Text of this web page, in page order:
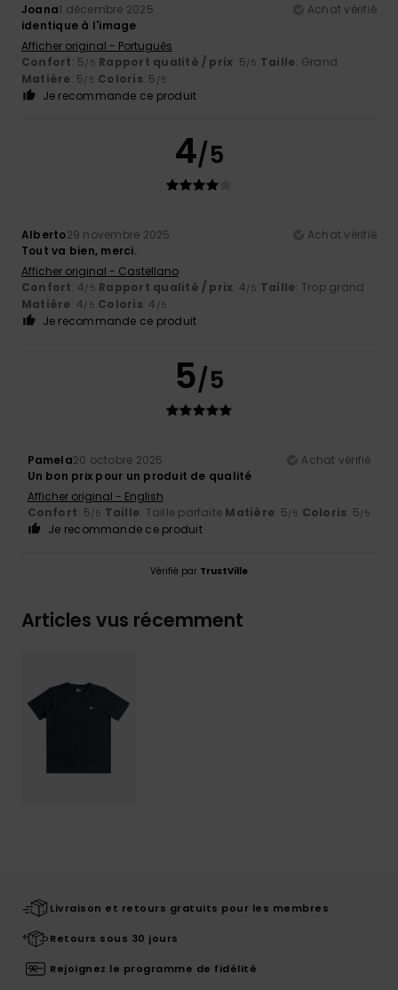
Joana1 décembre 2025
Achat vérifié
identique à l'image
Afficher original - Português
Confort: 5/5 Rapport qualité / prix: 5/5 Taille: Grand
Matière: 5/5 Coloris: 5 /5
Je recommande ce produit
4/5
Alberto29 novembre 2025
Achat vérifié
Tout va bien, merci.
Afficher original - Castellano
Confort: 4/5 Rapport qualité / prix: 4/5 Taille: Trop grand
Matière: 4/5 Coloris: 4 /5
Je recommande ce produit
5/5
Pamela20 octobre 2025
Achat vérifié
Un bon prix pour un produit de qualité
Afficher original - English
Confort: 5/5 Taille: Taille parfaite Matière: 5/5 Coloris: 5/5
Je recommande ce produit
Vérifié par TrustVille
Articles vus récemment
Livraison et retours gratuits pour les membres
Retours sous 30 jours
Rejoignez le programme de fidélité